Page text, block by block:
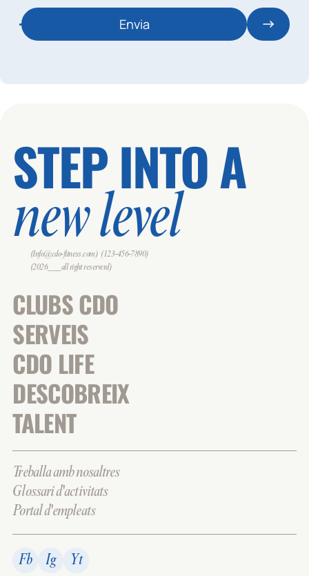
Envia
STEP INTO A
new level
(Info@cdo-fitness.com) (123-456-7890)
(2026___all right reserverd)
CLUBS CDO
SERVEIS
CDO LIFE
DESCOBREIX
TALENT
Treballa amb nosaltres
Glossari d'activitats
Portal d'empleats
Fb Ig Yt